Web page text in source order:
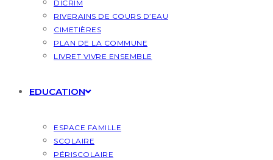
DICRIM
RIVERAINS DE COURS D’EAU
CIMETIÈRES
PLAN DE LA COMMUNE
LIVRET VIVRE ENSEMBLE
EDUCATION
ESPACE FAMILLE
SCOLAIRE
PÉRISCOLAIRE